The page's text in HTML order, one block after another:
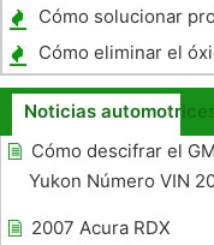
Cómo solucionar
Outback Alternador
Cómo eliminar el
Noticias
Cómo descifrar el
Yukon Número VIN
2007 Acura RDX